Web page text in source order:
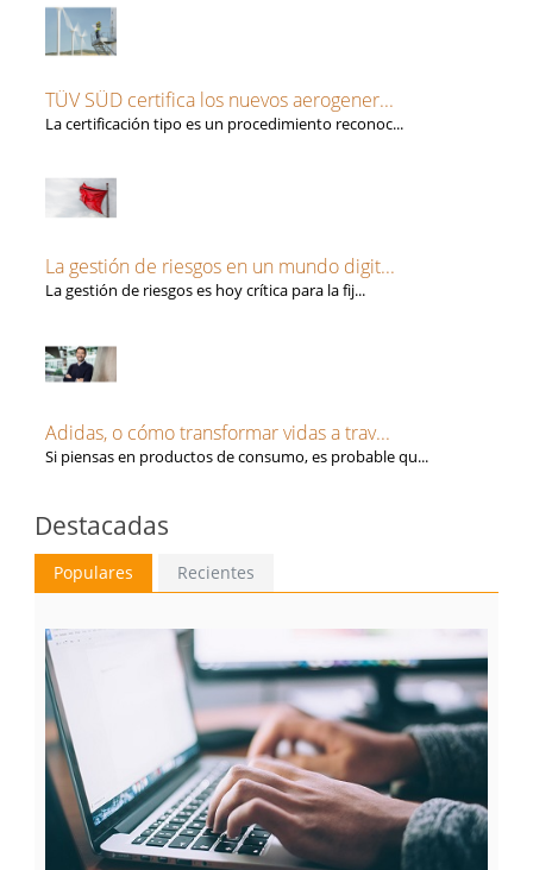
TÜV SÜD certifica los nuevos aerogener...
La certificación tipo es un procedimiento reconoc...
La gestión de riesgos en un mundo digit...
La gestión de riesgos es hoy crítica para la fij...
Adidas, o cómo transformar vidas a trav...
Si piensas en productos de consumo, es probable qu...
Destacadas
Populares Recientes